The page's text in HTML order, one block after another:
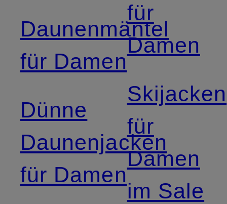
Daunenmäntel
für Damen
Dünne
Daunenjacken
für Damen
für
Damen
Skijacken
für
Damen
im Sale